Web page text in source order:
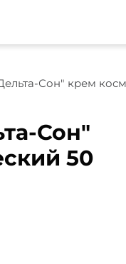
Сон" крем
Сон"
50